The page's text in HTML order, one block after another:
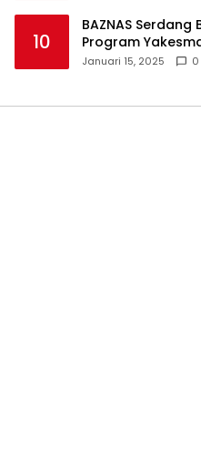
10
BAZNAS
Program
Perkenalan
Januari 15, 2025 0